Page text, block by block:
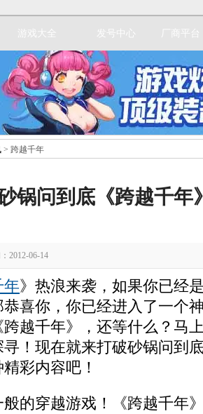
游戏大全 发号中心 厂商平台
> 跨越千年
锅问到底《跨越千年
06-14
年》热浪来袭，如果你已经
喜你，你已经进入了一个
越千年》，还等什么？马
！现在就来打破砂锅问到
彩内容吧！
穿越游戏！《跨越千年
立即注册